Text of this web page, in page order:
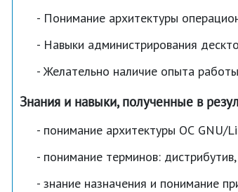
Понимание архитектуры
Навыки администрирования
Желательно наличие опыта
Знания и навыки, полученные в
понимание архитектуры ОС GNU/
понимание терминов:
знание назначения и понимание